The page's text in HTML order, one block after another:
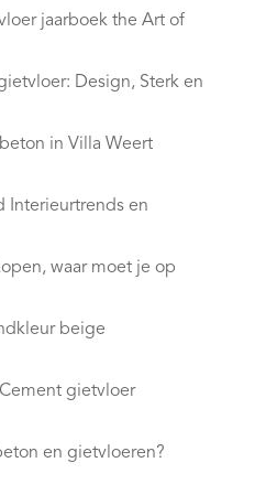
jaarboek the Art of
Design, Sterk en
in Villa Weert
Interieurtrends en
waar moet je op
beige
gietvloer
en gietvloeren?